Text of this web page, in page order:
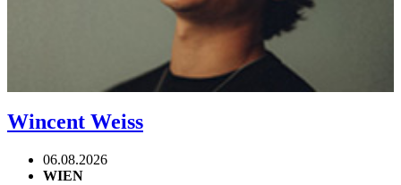
Wincent Weiss
06.08.2026
WIEN